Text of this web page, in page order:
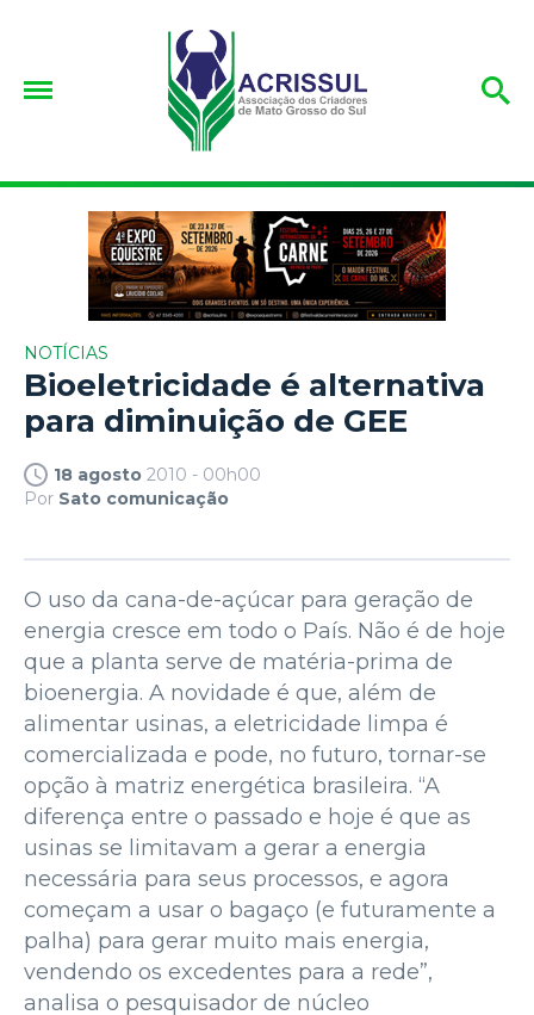
NOTÍCIAS
Bioeletricidade é alternativa
para diminuição de GEE
18 agosto 2010 - 00h00
Por Sato comunicação
O uso da cana-de-açúcar para geração de
energia cresce em todo o País. Não é de hoje
que a planta serve de matéria-prima de
bioenergia. A novidade é que, além de
alimentar usinas, a eletricidade limpa é
comercializada e pode, no futuro, tornar-se
opção à matriz energética brasileira. “A
diferença entre o passado e hoje é que as
usinas se limitavam a gerar a energia
necessária para seus processos, e agora
começam a usar o bagaço (e futuramente a
palha) para gerar muito mais energia,
vendendo os excedentes para a rede”,
analisa o pesquisador de núcleo